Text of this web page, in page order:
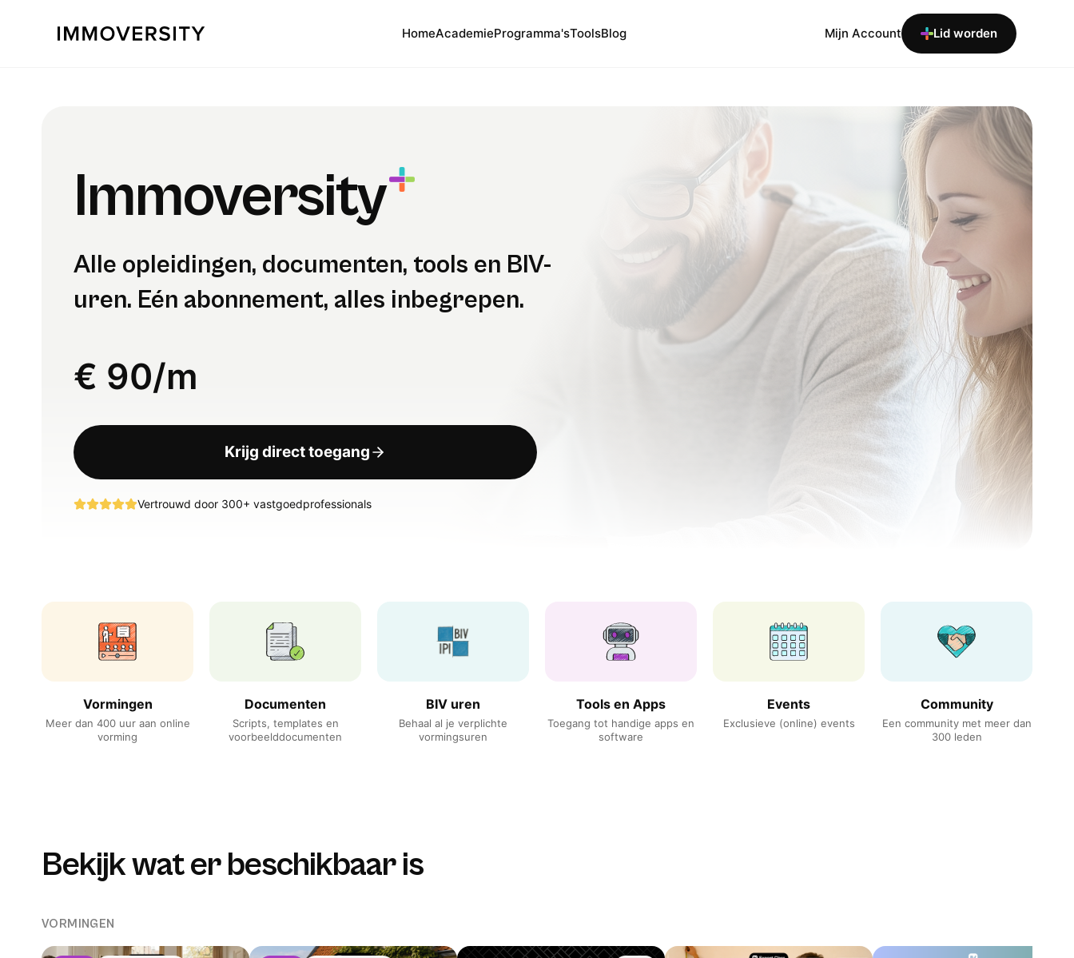
HomeAcademieProgramma'sToolsBlog Mijn Account Lid worden
Immoversity
Alle opleidingen, documenten, tools en BIV-
uren. Eén abonnement, alles inbegrepen.
€ 90/m
Krijg direct toegang
Vertrouwd door 300+ vastgoedprofessionals
Vormingen
Meer dan 400 uur aan online
vorming
Documenten
Scripts, templates en
voorbeelddocumenten
BIV uren
Behaal al je verplichte
vormingsuren
Tools en Apps
Toegang tot handige apps en
software
Events
Exclusieve (online) events
Community
Een community met meer dan
300 leden
Bekijk wat er beschikbaar is
VORMINGEN